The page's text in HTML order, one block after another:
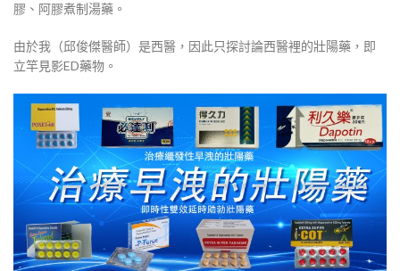
膠、阿膠煮制湯藥。
由於我（邱俊傑醫師）是西醫，因此只探討論西醫裡的壯陽藥，即
立竿見影ED藥物。